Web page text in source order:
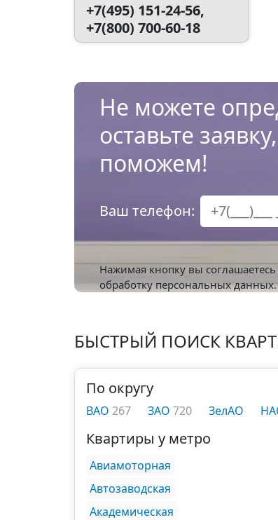
+7(495) 151-24-56,
+7(800) 700-60-18
Не можете
оставьте
поможем!
Ваш телефон:
Нажимая кнопку вы соглашаетесь
обработку персональных данных.
БЫСТРЫЙ ПОИСК
По округу
ВАО 267 ЗАО 720 ЗелАО
Квартиры у метро
Авиамоторная
Автозаводская
Академическая